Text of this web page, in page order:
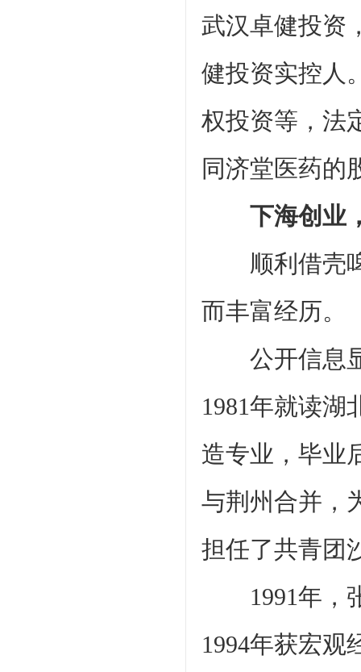
武汉卓健投资
健投资实控人
权投资等，法
同济堂医药的
下海创业
顺利借壳啤
而丰富经历。
公开信息显
1981年就读湖
造专业，毕业
与荆州合并，
担任了共青团
1991年，张
1994年获宏观